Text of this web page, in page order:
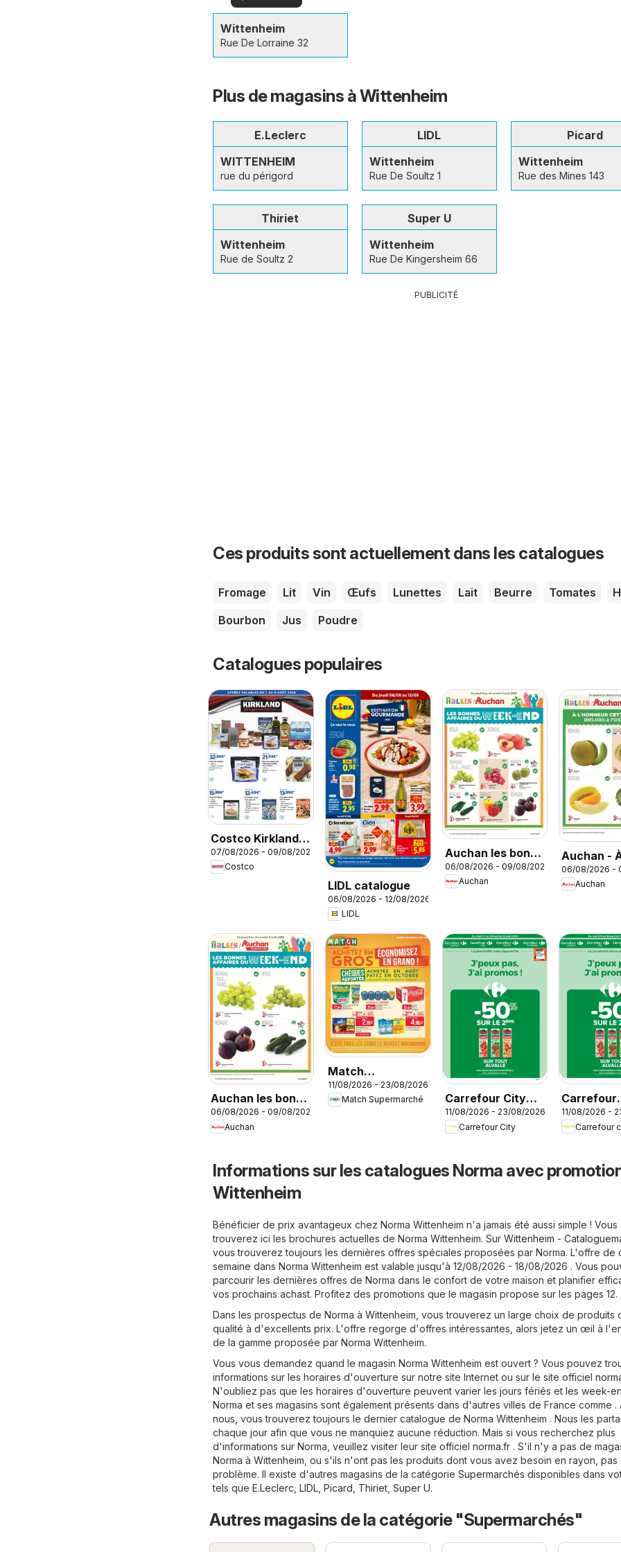
spéciales
offres
Wittenheim
Rue De Lorraine 32
Plus de magasins à Wittenheim
E.Leclerc
WITTENHEIM
rue du périgord
LIDL
Wittenheim
Rue De Soultz 1
Picard
Wittenheim
Rue des Mines 143
Thiriet
Wittenheim
Rue de Soultz 2
Super U
Wittenheim
Rue De Kingersheim 66
PUBLICITÉ
Ces produits sont actuellement dans les catalogues
Fromage Lit Vin Œufs Lunettes Lait Beurre Tomates
Bourbon
Jus Poudre
Catalogues populaires
Costco Kirkland
signature
07/08/2026 - 09/08/2026
Costco
LIDL catalogue
06/08/2026 - 12/08/2026
LIDL
Auchan les bons
plans du week-
end dans votre
06/08/2026 - 09/08/2026
Auchan
Auchan -
l'honneur
semaine
06/08/2026 -
Auchan
Auchan les bons
plans du week-
end dans votre
06/08/2026 - 09/08/2026
Auchan
Match
Supermarché
catalogue
11/08/2026 - 23/08/2026
Match Supermarché
Carrefour City
catalogue
11/08/2026 - 23/08/2026
Carrefour City
Carrefour
contact
catalogue
11/08/2026 -
Carrefour
Informations sur les catalogues Norma avec
Wittenheim
Bénéficier de prix avantageux chez Norma Wittenheim n'a jamais été aussi simple ! Vous
trouverez ici les brochures actuelles de Norma Wittenheim. Sur Wittenheim -
vous trouverez toujours les dernières offres spéciales proposées par Norma. L'offre de
semaine dans Norma Wittenheim est valable jusqu'à 12/08/2026 - 18/08/2026 . Vous
parcourir les dernières offres de Norma dans le confort de votre maison et planifier
vos prochains achast. Profitez des promotions que le magasin propose sur les pages 12.
Dans les prospectus de Norma à Wittenheim, vous trouverez un large choix de produits
qualité à d'excellents prix. L'offre regorge d'offres intéressantes, alors jetez un œil à
de la gamme proposée par Norma Wittenheim.
Vous vous demandez quand le magasin Norma Wittenheim est ouvert ? Vous pouvez
informations sur les horaires d'ouverture sur notre site Internet ou sur le site officiel
N'oubliez pas que les horaires d'ouverture peuvent varier les jours fériés et les week-
Norma et ses magasins sont également présents dans d'autres villes de France comme .
nous, vous trouverez toujours le dernier catalogue de Norma Wittenheim . Nous les
chaque jour afin que vous ne manquiez aucune réduction. Mais si vous recherchez plus
d'informations sur Norma, veuillez visiter leur site officiel norma.fr . S'il n'y a pas de
Norma à Wittenheim, ou s'ils n'ont pas les produits dont vous avez besoin en rayon, pas
problème. Il existe d'autres magasins de la catégorie Supermarchés disponibles dans
tels que E.Leclerc LIDL Picard Thiriet Super U.
Autres magasins de la catégorie "Supermarchés"